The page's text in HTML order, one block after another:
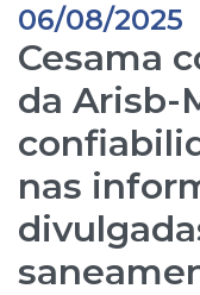
06/08/2025
Cesama
da Arisb-
nas